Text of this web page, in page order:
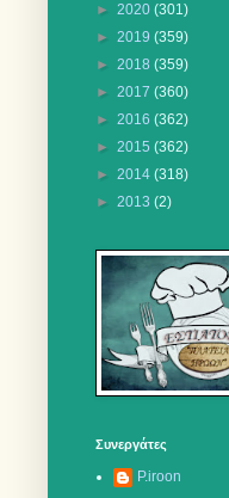
► 2020 (301)
► 2019 (359)
► 2018 (359)
► 2017 (360)
► 2016 (362)
► 2015 (362)
► 2014 (318)
► 2013 (2)
Συνεργάτες
P.iroon